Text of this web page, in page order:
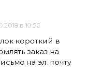
в 10:50
короткий в
заказ на
на эл. почту